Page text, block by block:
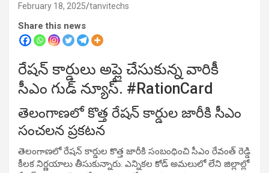
February 18, 2025 tanvitechs
Share this news
రేషన్ కార్డులు అప్లై చేసుకున్న వారికీ
సీఎం గుడ్ న్యూస్. #RationCard
తెలంగాణలో కొత్త రేషన్ కార్డుల జారీకి సీఎం
సంచలన ప్రకటన
తెలంగాణలో రేషన్ కార్డుల కొత్త జారీకి సంబంధించి సీఎం రేవంత్ రెడ్డి
కీలక నిర్ణయాలు తీసుకున్నారు. ఎన్నికల కోడ్ అమలులో లేని జిల్లాల్లో